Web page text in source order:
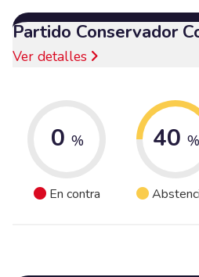
Partido Conservador
Ver detalles
0 %
En contra
40 %